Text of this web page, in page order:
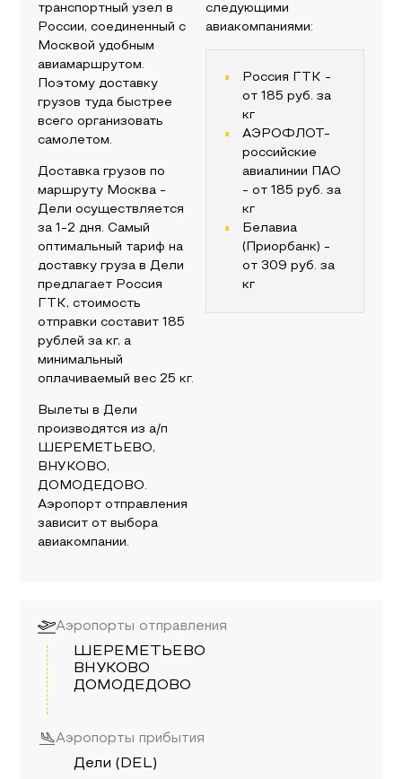
транспортный узел в
России, соединенный с
Москвой удобным
авиамаршрутом.
Поэтому доставку
грузов туда быстрее
всего организовать
самолетом.
Доставка грузов по
маршруту Москва -
Дели осуществляется
за 1-2 дня. Самый
оптимальный тариф на
доставку груза вДели
предлагает Россия
ГТК, стоимость
отправки составит185
рублей за кг, а
минимальный
оплачиваемый вес25 кг.
Вылеты вДели
производятся из а/п
ШЕРЕМЕТЬЕВО,
ВНУКОВО,
ДОМОДЕДОВО.
Аэропорт отправления
зависит от выбора
авиакомпании.
следующими
авиакомпаниями:
Россия ГТК -
от 185 руб. за
кг
АЭРОФЛОТ-
российские
авиалинии ПАО
- от 185 руб. за
кг
Белавиа
(Приорбанк) -
от 309 руб. за
кг
Аэропорты отправления
ШЕРЕМЕТЬЕВО
ВНУКОВО
ДОМОДЕДОВО
Аэропорты прибытия
Дели (DEL)